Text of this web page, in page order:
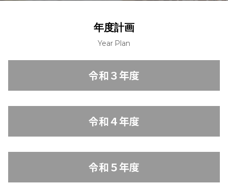
年度計画
Year Plan
令和３年度
令和４年度
令和５年度